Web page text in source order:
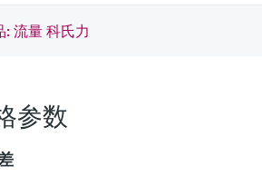
: 流量 科氏力
参数